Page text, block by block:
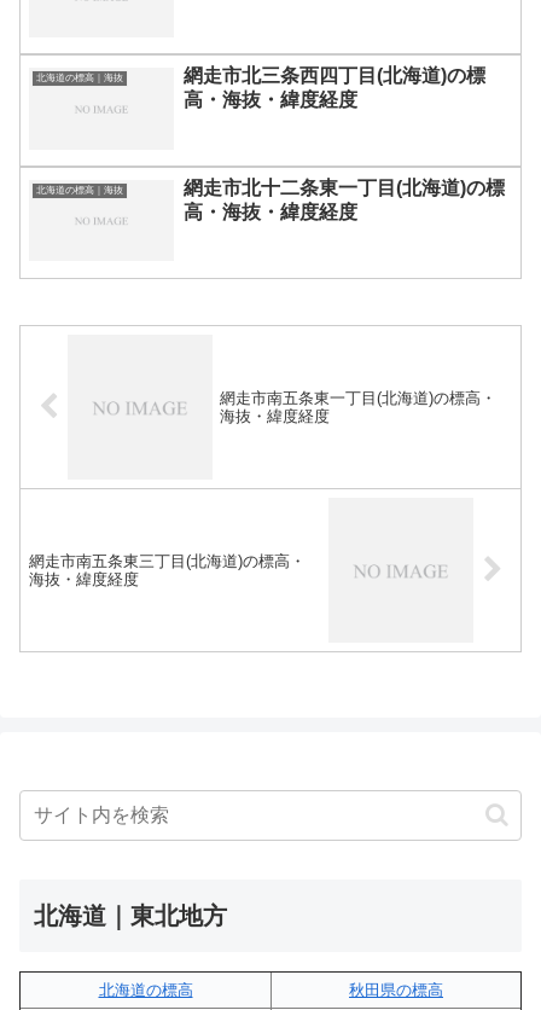
北海道の標高｜海抜
網走市北三条西四丁目(北海道)の標
高・海抜・緯度経度
北海道の標高｜海抜
網走市北十二条東一丁目(北海道)の標
高・海抜・緯度経度
網走市南五条東一丁目(北海道)の標高・
海抜・緯度経度
網走市南五条東三丁目(北海道)の標高・
海抜・緯度経度
北海道｜東北地方
北海道の標高
秋田県の標高